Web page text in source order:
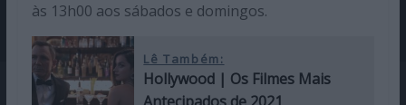
às 13h00 aos sábados e domingos.
Lê Também:
Hollywood | Os Filmes Mais